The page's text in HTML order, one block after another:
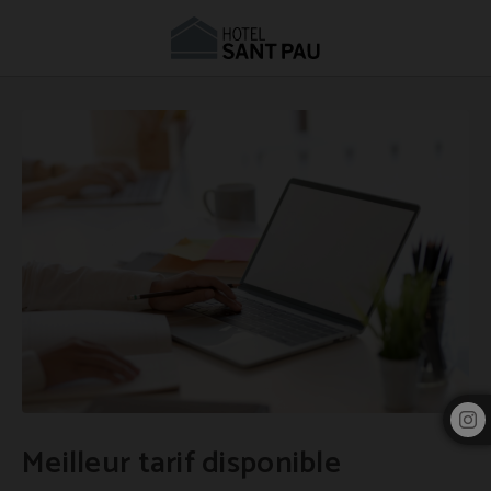
Meilleur tarif disponible